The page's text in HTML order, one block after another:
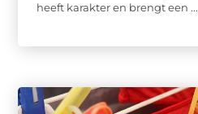
heeft karakter en brengt een ...